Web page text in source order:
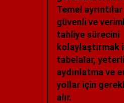
Temel
güvenli ve
tahliye sürecini
kolaylaştırmak
tabelalar, yeterli
aydınlatma ve
yollar için
alır.